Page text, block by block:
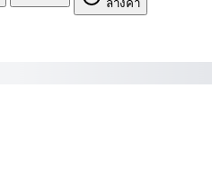
ล้างค่า